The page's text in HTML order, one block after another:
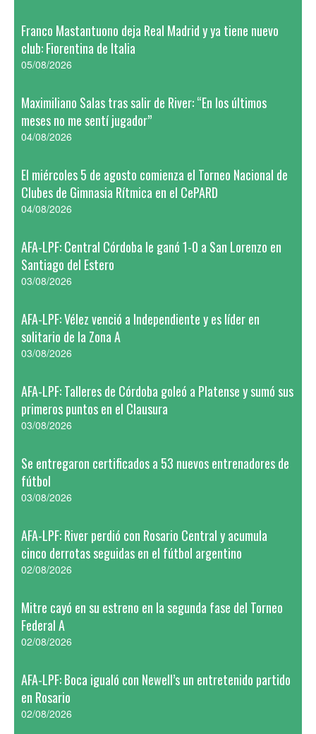
Franco Mastantuono deja Real Madrid y ya tiene nuevo
club: Fiorentina de Italia
05/08/2026
Maximiliano Salas tras salir de River: “En los últimos
meses no me sentí jugador”
04/08/2026
El miércoles 5 de agosto comienza el Torneo Nacional de
Clubes de Gimnasia Rítmica en el CePARD
04/08/2026
AFA-LPF: Central Córdoba le ganó 1-0 a San Lorenzo en
Santiago del Estero
03/08/2026
AFA-LPF: Vélez venció a Independiente y es líder en
solitario de la Zona A
03/08/2026
AFA-LPF: Talleres de Córdoba goleó a Platense y sumó sus
primeros puntos en el Clausura
03/08/2026
Se entregaron certificados a 53 nuevos entrenadores de
fútbol
03/08/2026
AFA-LPF: River perdió con Rosario Central y acumula
cinco derrotas seguidas en el fútbol argentino
02/08/2026
Mitre cayó en su estreno en la segunda fase del Torneo
Federal A
02/08/2026
AFA-LPF: Boca igualó con Newell’s un entretenido partido
en Rosario
02/08/2026